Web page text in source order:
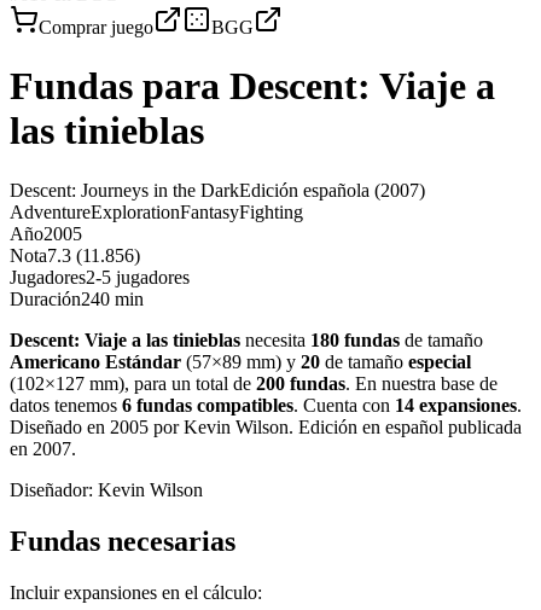
Comprar juego
BGG
Fundas para Descent: Viaje a
las tinieblas
Descent: Journeys in the DarkEdición española (2007)
AdventureExplorationFantasyFighting
Año2005
Nota7.3 (11.856)
Jugadores2-5 jugadores
Duración240 min
Descent: Viaje a las tinieblas necesita 180 fundas de tamaño
Americano Estándar (57×89 mm) y 20 de tamaño especial
(102×127 mm), para un total de 200 fundas. En nuestra base de
datos tenemos 6 fundas compatibles. Cuenta con 14 expansiones.
Diseñado en 2005 por Kevin Wilson. Edición en español publicada
en 2007.
Diseñador: Kevin Wilson
Fundas necesarias
Incluir expansiones en el cálculo: